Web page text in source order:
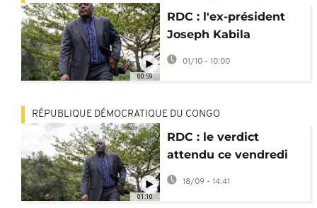
00:59
RDC : l'ex-président
Joseph Kabila
condamné à mort
pour "trahison"
01/10 - 10:00
01:10
RÉPUBLIQUE DÉMOCRATIQUE DU CONGO
RDC : le verdict
attendu ce vendredi
pour le procès de
Joseph Kabila
18/09 - 14:41